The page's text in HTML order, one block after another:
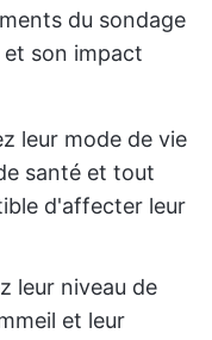
du sondage
son impact
leur mode de vie
santé et tout
d'affecter leur
leur niveau de
et leur